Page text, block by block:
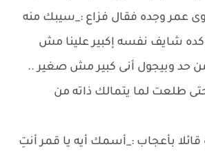
عمر وجده فقال فزاع :_سيبك منه
شايف نفسه إكبير علينا مش
حد وبيجول أنى كبير مش صغير ..
طلعت لما يتمالك ذاته من
بأعجاب :_أسمك أيه يا قمر أنتِ